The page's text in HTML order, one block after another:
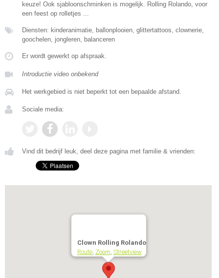
keuze! Ook sjabloonschminken is mogelijk. Rolling Rolando, voor
een feest op rolletjes ...
Diensten: kinderanimatie, ballonplooien, glittertattoos, clownerie,
goochelen, jongleren, balanceren
Er wordt gewerkt op afspraak.
Introductie video onbekend
Het werkgebied is niet beperkt tot een bepaalde afstand.
Sociale media:
Vind dit bedrijf leuk, deel deze pagina met familie & vrienden:
Clown Rolling Rolando
Route, Zoom, Streetview